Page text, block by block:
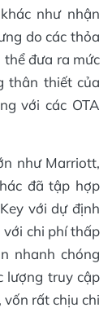
như nhận
do các thỏa
thể đưa ra mức
thân thiết của
với các OTA
như Marriott,
đã tập hợp
với dự định
chi phí thấp
nhanh chóng
lượng truy cập
vốn rất chịu chi